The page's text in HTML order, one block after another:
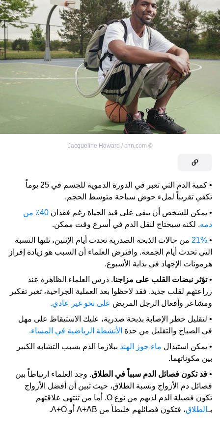
©
Jacqueline Howard / cnn.com
• كمية الدم التي تعبر في الدورة الدموية للجسم في 25 يوماً
تكفي تقريباً لملء حوض سباحة متوسط ​​الحجم.
• يمكن للشخص أن يبقى على قيد الحياة رغم فقدان
40٪ من
دمه. لكنه سيحتاج لنقل الدم في أسرع وقت ممكن.
•
21% من حالات الذبحة الصدرية تحدث أيام الإثنين، تليها النسبة
التي تحدث أيام الجمعة. وافترض العلماء أن السبب هو زيادة إفراز
هرمونات الإجهاد في بداية الأسبوع.
•تؤثر نبضات القلب على مزاجنا. درس العلماء الظاهرة عند
زراعتهم لقلب جديد. فقد لاحظوا بعد العملية الجراحية، تغير تفكير
ومشاعر وأفعال الرجل المريض على نحو غير عادي.
• لتقليل خطر الإصابة بذبحة صدرية، عليك الاستيقاظ على مهل
في الصباح والتقليل من حدة الأنشطة الرياضية في المساء.
• يمكن استبدال ماء جوز الهند ببلازما الدم بسبب التشابه الكبير
بين مكوناتهما.
• قد تكون فصائل الدم سبباً في الطلاق. وجد العلماء ارتباطاً بين
فصائل دم الأزواج ونسبة الطلاق، حيث تبين أن أفضل الأزواج
تكون فصيلة الدم لديهم من نوع O. أما من تنتهي علاقتهم
بـالطلاق، فتكون فصائلهم خليطاً من A+AB أو A+O.